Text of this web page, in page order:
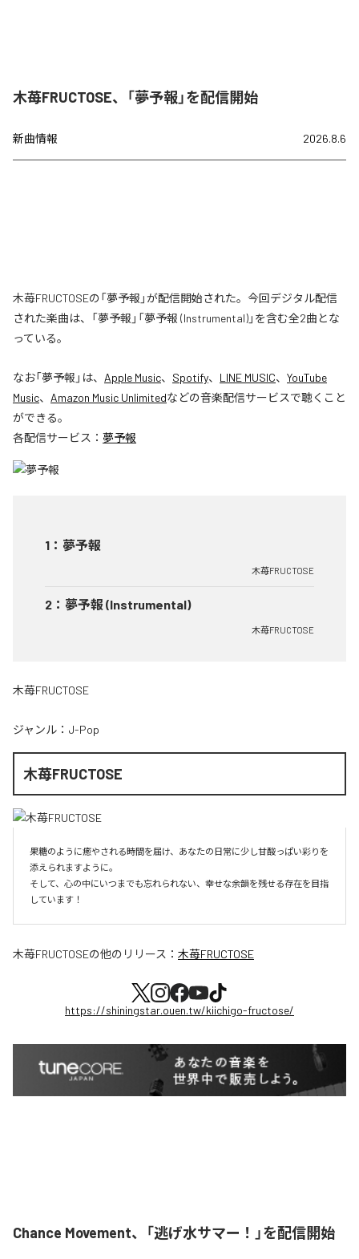
木苺FRUCTOSE、「夢予報」を配信開始
新曲情報 2026.8.6
木苺FRUCTOSEの「夢予報」が配信開始された。今回デジタル配信
された楽曲は、「夢予報」「夢予報 (Instrumental)」を含む全2曲とな
っている。
なお「夢予報 」は、 Apple Music、 Spotify、 LINE MUSIC、 YouTube
Music、 Amazon Music Unlimitedなどの音楽配信サービスで聴くこと
ができる。
各配信サービス： 夢予報
1 ： 夢予報
木苺FRUCTOSE
2 ： 夢予報 (Instrumental)
木苺FRUCTOSE
木苺FRUCTOSE
ジャンル： J-Pop
木苺FRUCTOSE
果糖のように癒やされる時間を届け、あなたの日常に少し甘酸っぱい彩りを
添えられますように。
そして、心の中にいつまでも忘れられない、幸せな余韻を残せる存在を目指
しています！
木苺FRUCTOSEの他のリリース： 木苺FRUCTOSE
https://shiningstar.ouen.tw/kiichigo-fructose/
Chance Movement、「逃げ水サマー！」を配信開始